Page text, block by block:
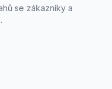
se zákazníky a